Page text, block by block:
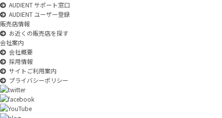
AUDIENT サポート窓口
AUDIENT ユーザー登録
販売店情報
お近くの販売店を探す
会社案内
会社概要
採用情報
サイトご利用案内
プライバシーポリシー